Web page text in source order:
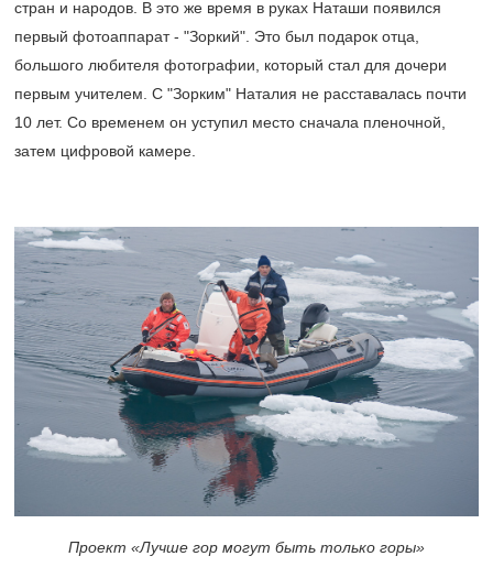
стран и народов. В это же время в руках Наташи появился
первый фотоаппарат - "Зоркий". Это был подарок отца,
большого любителя фотографии, который стал для дочери
первым учителем. С "Зорким" Наталия не расставалась почти
10 лет. Со временем он уступил место сначала пленочной,
затем цифровой камере.
Проект «Лучше гор могут быть только горы»